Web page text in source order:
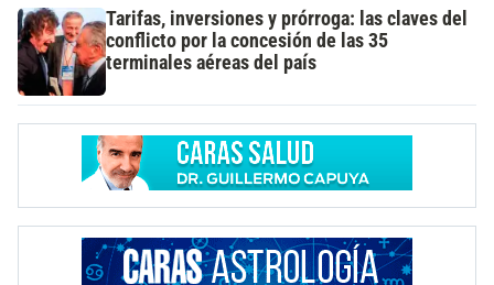
Tarifas, inversiones y prórroga: las claves del
conflicto por la concesión de las 35
terminales aéreas del país